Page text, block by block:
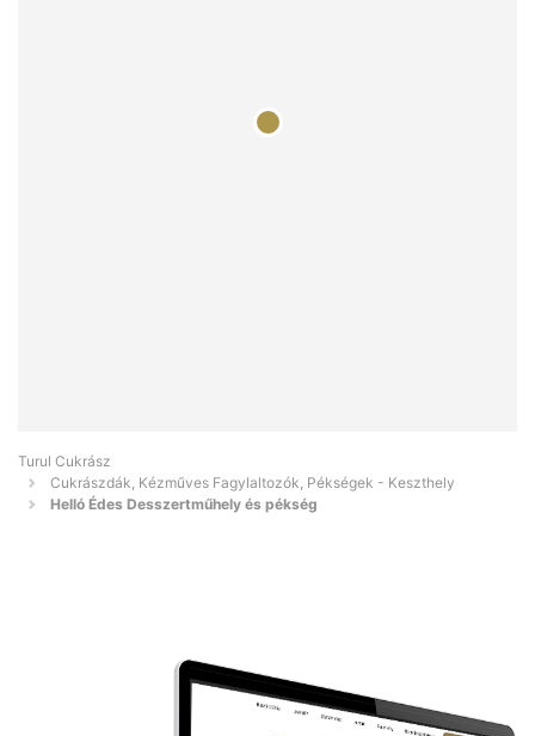
Turul Cukrász
Cukrászdák, Kézműves Fagylaltozók, Pékségek - Keszthely
Helló Édes Desszertműhely és pékség